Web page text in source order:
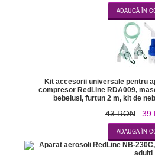
Kit accesorii universale pentru
compresor RedLine RDA009,
bebelusi, furtun 2 m, kit de
43 RON 39